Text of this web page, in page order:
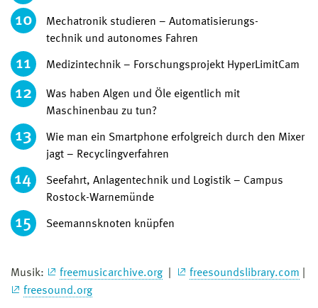
10
Mechatronik studieren – Automatisierungs-
technik und autonomes Fahren
11 Medizintechnik – Forschungsprojekt HyperLimitCam
12
Was haben Algen und Öle eigentlich mit
Maschinenbau zu tun?
13
Wie man ein Smartphone erfolgreich durch den Mixer
jagt – Recyclingverfahren
14
Seefahrt, Anlagentechnik und Logistik – Campus
Rostock-Warnemünde
15 Seemannsknoten knüpfen
Musik: freemusicarchive.org freesoundslibrary.com
freesound.org